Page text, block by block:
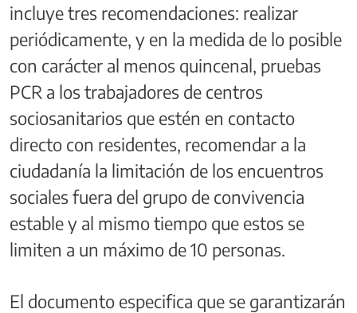
incluye tres recomendaciones: realizar
periódicamente, y en la medida de lo posible
con carácter al menos quincenal, pruebas
PCR a los trabajadores de centros
sociosanitarios que estén en contacto
directo con residentes, recomendar a la
ciudadanía la limitación de los encuentros
sociales fuera del grupo de convivencia
estable y al mismo tiempo que estos se
limiten a un máximo de 10 personas.
El documento especifica que se garantizarán